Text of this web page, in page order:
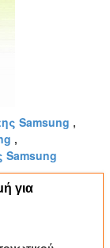
Samsung ,
,
Samsung
για